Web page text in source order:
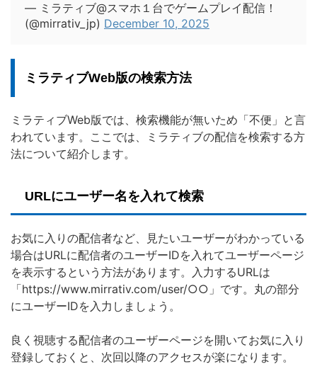
— ミラティブ@スマホ１台でゲームプレイ配信！
(@mirrativ_jp) December 10, 2025
ミラティブWeb版の検索方法
ミラティブWeb版では、検索機能が無いため「不便」と言
われています。ここでは、ミラティブの配信を検索する方
法について紹介します。
URLにユーザー名を入れて検索
お気に入りの配信者など、見たいユーザーがわかっている
場合はURLに配信者のユーザーIDを入れてユーザーページ
を表示するという方法があります。入力するURLは
「https://www.mirrativ.com/user/○○」です。丸の部分
にユーザーIDを入力しましょう。
良く視聴する配信者のユーザーページを開いてお気に入り
登録しておくと、次回以降のアクセスが楽になります。